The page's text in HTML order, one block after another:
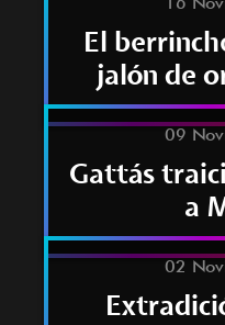
El
jalón de
09
Gattás
a
02